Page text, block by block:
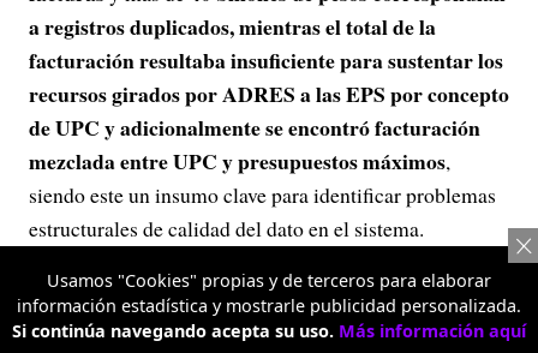
a registros duplicados, mientras el total de la
facturación resultaba insuficiente para sustentar los
recursos girados por ADRES a las EPS por concepto
de UPC y adicionalmente se encontró facturación
mezclada entre UPC y presupuestos máximos,
siendo este un insumo clave para identificar problemas
estructurales de calidad del dato en el sistema.
Finalmente, en esa gestión se destaca laSala de
inteligenciade la ADRES, una herramienta digital
estratégica diseñada para que los datos se transformen
Usamos "Cookies" propias y de terceros para elaborar
información estadística y mostrarle publicidad personalizada.
Si continúa navegando acepta su uso. Más información aquí